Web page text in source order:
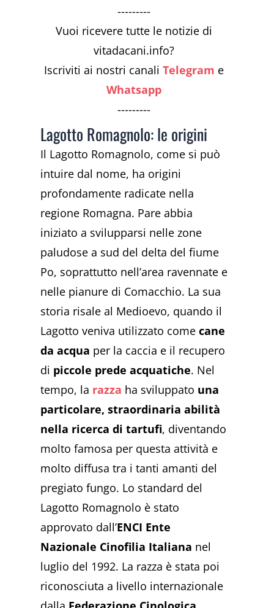
---------
Vuoi ricevere tutte le notizie di
vitadacani.info?
Iscriviti ai nostri canaliTelegram e
Whatsapp
---------
Lagotto Romagnolo: le origini
Il Lagotto Romagnolo, come si può
intuire dal nome, ha origini
profondamente radicate nella
regione Romagna. Pare abbia
iniziato a svilupparsi nelle zone
paludose a sud del delta del fiume
Po, soprattutto nell’area ravennate e
nelle pianure di Comacchio. La sua
storia risale al Medioevo, quando il
Lagotto veniva utilizzato comecane
da acqua per la caccia e il recupero
di piccole prede acquatiche. Nel
tempo, la razza ha sviluppato una
particolare, straordinaria abilità
nella ricerca di tartufi, diventando
molto famosa per questa attività e
molto diffusa tra i tanti amanti del
pregiato fungo. Lo standard del
Lagotto Romagnolo è stato
approvato dall’ENCI Ente
Nazionale Cinofilia Italiana nel
luglio del 1992. La razza è stata poi
riconosciuta a livello internazionale